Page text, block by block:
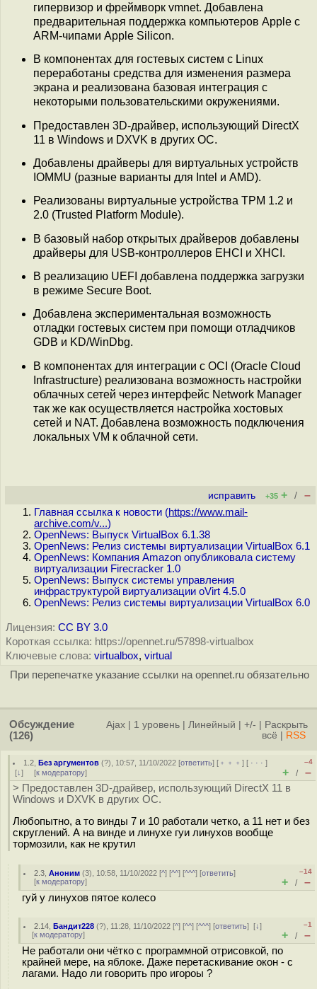
гипервизор и фреймворк vmnet. Добавлена
предварительная поддержка компьютеров Apple с
ARM-чипами Apple Silicon.
В компонентах для гостевых систем с Linux
переработаны средства для изменения размера
экрана и реализована базовая интеграция с
некоторыми пользовательскими окружениями.
Предоставлен 3D-драйвер, использующий DirectX
11 в Windows и DXVK в других ОС.
Добавлены драйверы для виртуальных устройств
IOMMU (разные варианты для Intel и AMD).
Реализованы виртуальные устройства TPM 1.2 и
2.0 (Trusted Platform Module).
В базовый набор открытых драйверов добавлены
драйверы для USB-контроллеров EHCI и XHCI.
В реализацию UEFI добавлена поддержка загрузки
в режиме Secure Boot.
Добавлена экспериментальная возможность
отладки гостевых систем при помощи отладчиков
GDB и KD/WinDbg.
В компонентах для интеграции с OCI (Oracle Cloud
Infrastructure) реализована возможность настройки
облачных сетей через интерфейс Network Manager
так же как осуществляется настройка хостовых
сетей и NAT. Добавлена возможность подключения
локальных VM к облачной сети.
исправить +35 + / –
Главная ссылка к новости (https://www.mail-
archive.com/v...)
OpenNews: Выпуск VirtualBox 6.1.38
OpenNews: Релиз системы виртуализации VirtualBox 6.1
OpenNews: Компания Amazon опубликовала систему
виртуализации Firecracker 1.0
OpenNews: Выпуск системы управления
инфраструктурой виртуализации oVirt 4.5.0
OpenNews: Релиз системы виртуализации VirtualBox 6.0
Лицензия: CC BY 3.0
Короткая ссылка: https://opennet.ru/57898-virtualbox
Ключевые слова: virtualbox, virtual
При перепечатке указание ссылки на opennet.ru обязательно
Обсуждение
(126)
Ajax 1 уровень Линейный +/-
Раскрыть
всё
RSS
1.2 ,Без аргументов (?), 10:57, 11/10/2022 [ответить] [ ﹢﹢﹢] [ · · ·]
[↓] [к модератору]
–4
+ / –
> Предоставлен 3D-драйвер, использующий DirectX 11 в
Windows и DXVK в других ОС.
Любопытно, а то винды 7 и 10 работали четко, а 11 нет и без
скруглений. А на винде и линухе гуи линухов вообще
тормозили, как не крутил
2.3 ,Аноним (3), 10:58, 11/10/2022 [^] [^^] [^^^] [ответить]
[к модератору]
–14
+ / –
гуй у линухов пятое колесо
2.14 ,Бандит228 (?), 11:28, 11/10/2022 [^] [^^] [^^^] [ответить][↓]
[к модератору]
–1
+ / –
Не работали они чётко с программной отрисовкой, по
крайней мере, на яблоке. Даже перетаскивание окон - с
лагами. Надо ли говорить про игороы ?